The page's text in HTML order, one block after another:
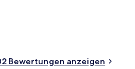
Snackbar. Andere Reisende
Personal zu berichten. Die
einen kurzen Fußmarsch
sind es 5 Minuten und zur
Tor 9 Minuten.
Bewertungen anzeigen